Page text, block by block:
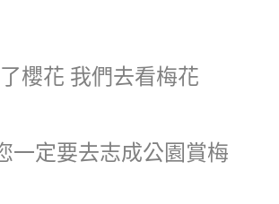
櫻花 我們去看梅花
一定要去志成公園賞梅